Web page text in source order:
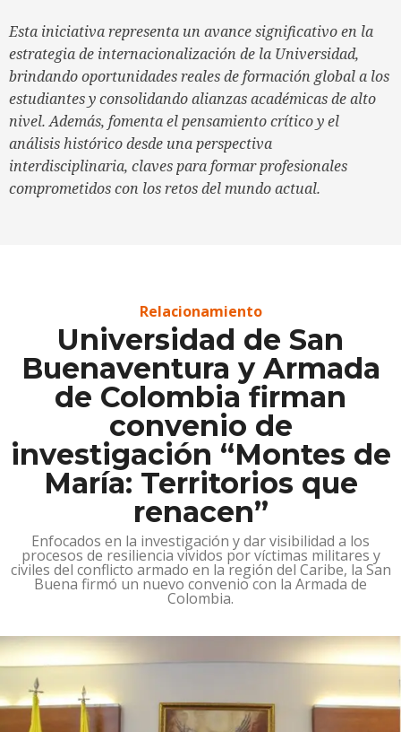
Esta iniciativa representa un avance significativo en la
estrategia de internacionalización de la Universidad,
brindando oportunidades reales de formación global a los
estudiantes y consolidando alianzas académicas de alto
nivel. Además, fomenta el pensamiento crítico y el
análisis histórico desde una perspectiva
interdisciplinaria, claves para formar profesionales
comprometidos con los retos del mundo actual.
Relacionamiento
Universidad de San
Buenaventura y Armada
de Colombia firman
convenio de
investigación “Montes de
María: Territorios que
renacen”
Enfocados en la investigación y dar visibilidad a los
procesos de resiliencia vividos por víctimas militares y
civiles del conflicto armado en la región del Caribe, la San
Buena firmó un nuevo convenio con la Armada de
Colombia.